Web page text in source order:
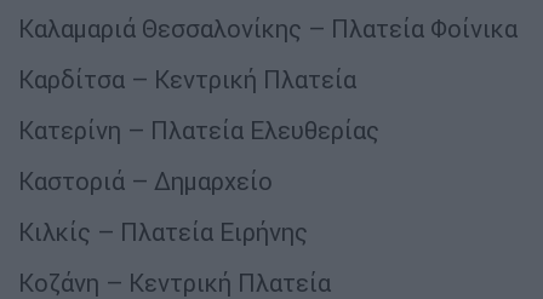
Καλαμαριά Θεσσαλονίκης – Πλατεία Φοίνικα
Καρδίτσα – Κεντρική Πλατεία
Κατερίνη – Πλατεία Ελευθερίας
Καστοριά – Δημαρχείο
Κιλκίς – Πλατεία Ειρήνης
Κοζάνη – Κεντρική Πλατεία